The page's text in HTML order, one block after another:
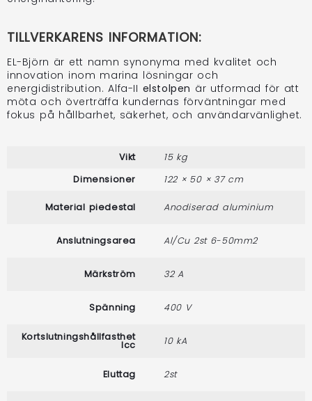
TILLVERKARENS INFORMATION:
EL-Björn är ett namn synonyma med kvalitet och
innovation inom marina lösningar och
energidistribution. Alfa-II elstolpen är utformad för att
möta och överträffa kundernas förväntningar med
fokus på hållbarhet, säkerhet, och användarvänlighet.
Vikt
15 kg
Dimensioner
122 × 50 × 37 cm
Material piedestal Anodiserad aluminium
Anslutningsarea Al/Cu 2st 6-50mm2
Märkström 32 A
Spänning 400 V
Kortslutningshållfasthet
lcc 10 kA
Eluttag 2st